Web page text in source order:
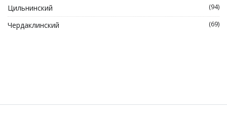
Цильнинский (94)
Чердаклинский (69)